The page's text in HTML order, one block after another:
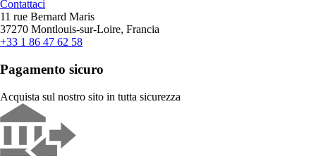
Contattaci
11 rue Bernard Maris
37270 Montlouis-sur-Loire, Francia
+33 1 86 47 62 58
Pagamento sicuro
Acquista sul nostro sito in tutta sicurezza